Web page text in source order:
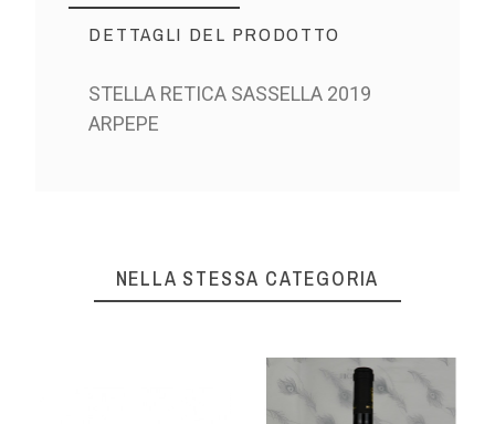
DETTAGLI DEL PRODOTTO
STELLA RETICA SASSELLA 2019
ARPEPE
NELLA STESSA CATEGORIA